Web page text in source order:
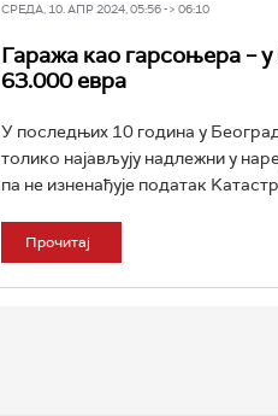
СРЕДА, 10. АПР 2024, 05:56 -> 06:10
Гаража као гарсоњера –
63.000 евра
У последњих 10 година у
толико најављују надлежни у
па не изненађује податак
Прочитај